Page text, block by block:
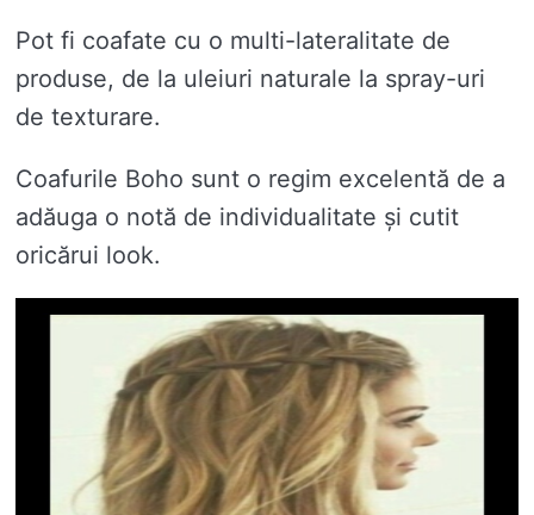
Pot fi coafate cu o multi-lateralitate de
produse, de la uleiuri naturale la spray-uri
de texturare.
Coafurile Boho sunt o regim excelentă de a
adăuga o notă de individualitate și cutit
oricărui look.